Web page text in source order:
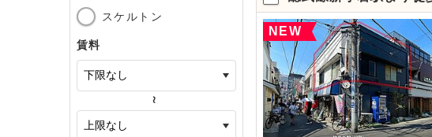
スケルトン
賃料
～
NEW